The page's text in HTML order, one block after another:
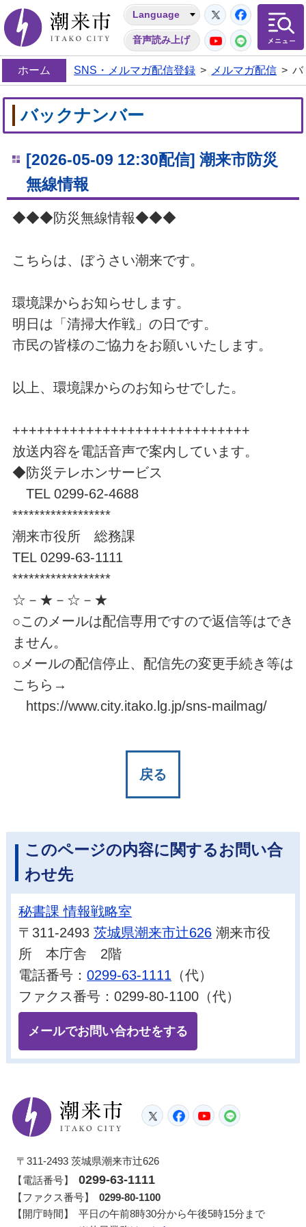
潮来市
Language
音声読み上げ
Twitter
YouTube
LINE
ホーム SNS・メルマガ配信登録 > メルマガ配信 > バ
バックナンバー
[2026-05-09 12:30配信] 潮来市防災
無線情報
◆◆◆防災無線情報◆◆◆
こちらは、ぼうさい潮来です。
環境課からお知らせします。
明日は「清掃大作戦」の日です。
市民の皆様のご協力をお願いいたします。
以上、環境課からのお知らせでした。
+++++++++++++++++++++++++++++
放送内容を電話音声で案内しています。
◆防災テレホンサービス
TEL 0299-62-4688
******************
潮来市役所 総務課
TEL 0299-63-1111
******************
☆－★－☆－★
○このメールは配信専用ですので返信等はでき
ません。
○メールの配信停止、配信先の変更手続き等は
こちら→
https://www.city.itako.lg.jp/sns-mailmag/
戻る
このページの内容に関するお問い合
わせ先
秘書課 情報戦略室
〒311-2493茨城県潮来市辻626 潮来市役
所 本庁舎 2階
電話番号：0299-63-1111 （代）
ファクス番号：0299-80-1100（代）
メールでお問い合わせをする
潮来市
TwitterFacebook
YouTube
〒311-2493 茨城県潮来市辻626
【電話番号】
0299-63-1111
【ファクス番号】
0299-80-1100
【開庁時間】
平日の午前8時30分から午後5時15分まで